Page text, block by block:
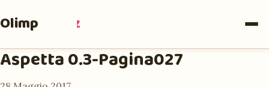
Olimpia Ruiz
Aspetta 0.3-Pagina027